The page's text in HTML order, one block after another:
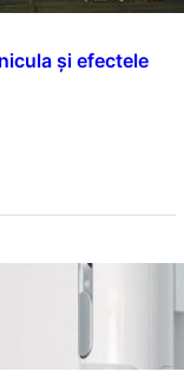
și efectele
Ce
de